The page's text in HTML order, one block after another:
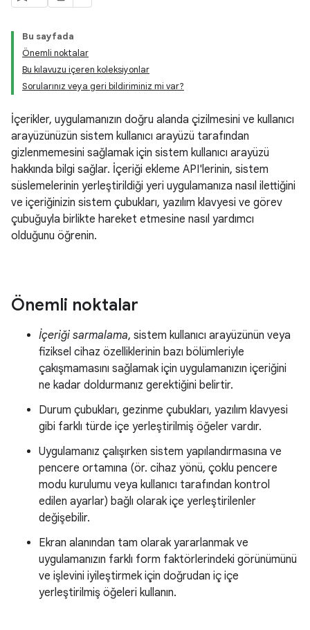
Bu sayfada
Önemli noktalar
Bu kılavuzu içeren koleksiyonlar
Sorularınız veya geri bildiriminiz mi var?
İçerikler, uygulamanızın doğru alanda çizilmesini ve kullanıcı
arayüzünüzün sistem kullanıcı arayüzü tarafından
gizlenmemesini sağlamak için sistem kullanıcı arayüzü
hakkında bilgi sağlar. İçeriği ekleme API'lerinin, sistem
süslemelerinin yerleştirildiği yeri uygulamanıza nasıl ilettiğini
ve içeriğinizin sistem çubukları, yazılım klavyesi ve görev
çubuğuyla birlikte hareket etmesine nasıl yardımcı
olduğunu öğrenin.
Önemli noktalar
İçeriği sarmalama, sistem kullanıcı arayüzünün veya
fiziksel cihaz özelliklerinin bazı bölümleriyle
çakışmamasını sağlamak için uygulamanızın içeriğini
ne kadar doldurmanız gerektiğini belirtir.
Durum çubukları, gezinme çubukları, yazılım klavyesi
gibi farklı türde içe yerleştirilmiş öğeler vardır.
Uygulamanız çalışırken sistem yapılandırmasına ve
pencere ortamına (ör. cihaz yönü, çoklu pencere
modu kurulumu veya kullanıcı tarafından kontrol
edilen ayarlar) bağlı olarak içe yerleştirilenler
değişebilir.
Ekran alanından tam olarak yararlanmak ve
uygulamanızın farklı form faktörlerindeki görünümünü
ve işlevini iyileştirmek için doğrudan iç içe
yerleştirilmiş öğeleri kullanın.